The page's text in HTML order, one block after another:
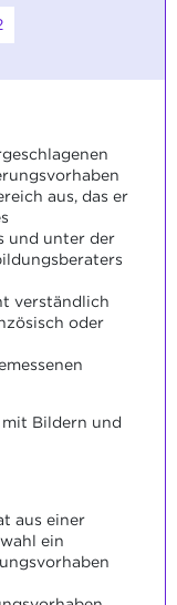
aus, das er
und unter der
verständlich
oder
Bildern und
aus einer
ein